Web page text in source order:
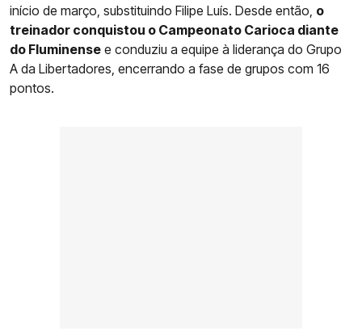
início de março, substituindo Filipe Luís. Desde então, o
treinador conquistou o Campeonato Carioca diante
do Fluminense e conduziu a equipe à liderança do Grupo
A da Libertadores, encerrando a fase de grupos com 16
pontos.